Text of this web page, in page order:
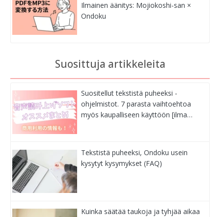
Ilmainen äänitys: Mojiokoshi-san ×
Ondoku
Suosittuja artikkeleita
Suositellut tekstistä puheeksi -
ohjelmistot. 7 parasta vaihtoehtoa
myös kaupalliseen käyttöön [ilma…
Tekstistä puheeksi, Ondoku usein
kysytyt kysymykset (FAQ)
Kuinka säätää taukoja ja tyhjää aikaa